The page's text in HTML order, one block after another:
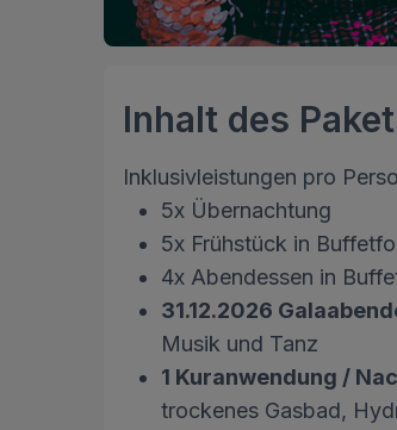
Inhalt des
Inklusivleistungen pro
5x Übernachtung
5x Frühstück in
4x Abendessen in
31.12.2026
Musik und Tanz
1 Kuranwendung /
trockenes Gasbad,